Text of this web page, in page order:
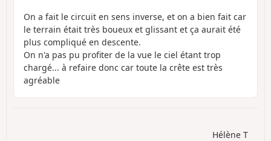
On a fait le circuit en sens inverse, et on a bien fait car
le terrain était très boueux et glissant et ça aurait été
plus compliqué en descente.
On n'a pas pu profiter de la vue le ciel étant trop
chargé... à refaire donc car toute la crête est très
agréable
Hélène T